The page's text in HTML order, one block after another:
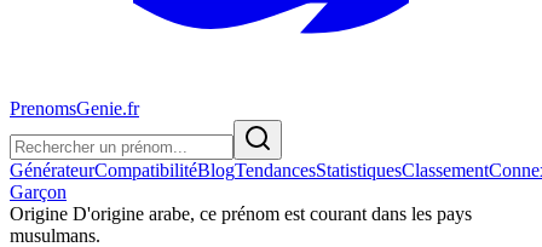
PrenomsGenie.fr
GénérateurCompatibilitéBlogTendancesStatistiquesClassement
Garçon
Origine D'origine arabe, ce prénom est courant dans les pays
musulmans.